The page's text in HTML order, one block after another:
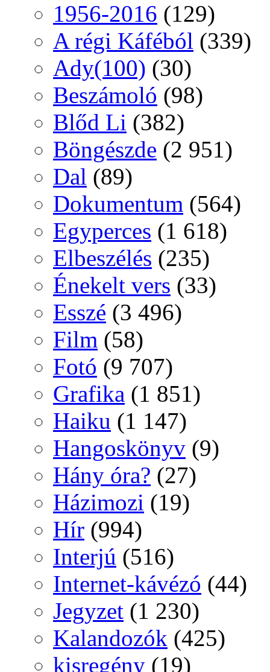
1956-2016 (129)
A régi Káféból (339)
Ady(100) (30)
Beszámoló (98)
Blőd Li (382)
Böngészde (2 951)
Dal (89)
Dokumentum (564)
Egyperces (1 618)
Elbeszélés (235)
Énekelt vers (33)
Esszé (3 496)
Film (58)
Fotó (9 707)
Grafika (1 851)
Haiku (1 147)
Hangoskönyv (9)
Hány óra? (27)
Házimozi (19)
Hír (994)
Interjú (516)
Internet-kávézó (44)
Jegyzet (1 230)
Kalandozók (425)
kisregény (19)